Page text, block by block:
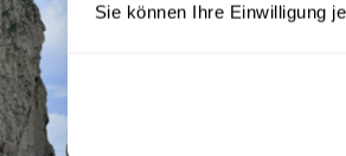
Sie können Ihre Einwilligung